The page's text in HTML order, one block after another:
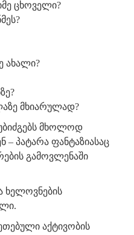
ცხოველი?
ახალი?
მხიარულად?
უბიძგებს მხოლოდ
– პატარა ფანტაზიასაც
გამოვლენაში
ხელოვნების
აქტივობის